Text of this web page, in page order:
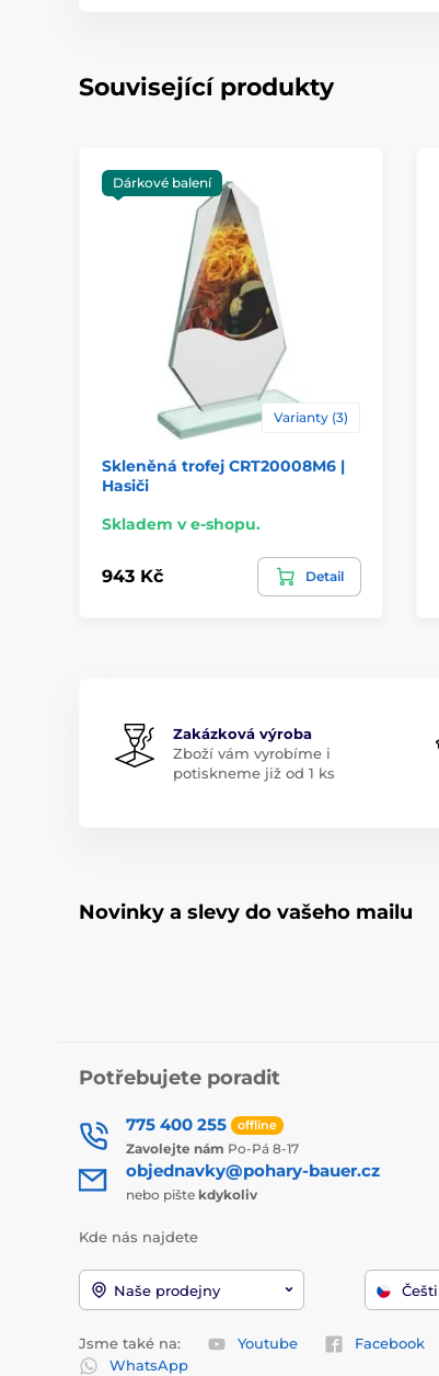
Související produkty
Dárkové balení
Varianty (3)
Skleněná trofej CRT20008M6 |
Hasiči
Skladem v e-shopu.
943 Kč Detail
Zakázková výroba
Zboží vám vyrobíme i
potiskneme již od 1 ks
Novinky a slevy do vašeho mailu
Potřebujete poradit
775 400 255 offline
Zavolejte nám Po-Pá 8-17
objednavky@pohary-bauer.cz
nebo pište kdykoliv
Kde nás najdete
Naše prodejny
Jsme také na: Youtube Facebook
WhatsApp